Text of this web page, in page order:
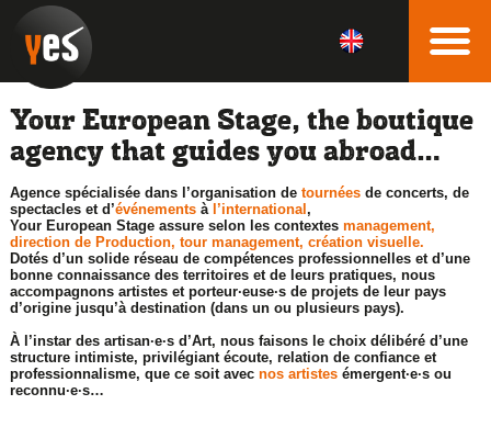
Your European Stage, the boutique
agency that guides you abroad…
Agence spécialisée dans l’organisation de tournées de concerts, de
spectacles et d’événementsà l’international ,
Your European Stage assure selon les contextes management,
direction de Production, tour management, création visuelle.
Dotés d’un solide réseau de compétences professionnelles et d’une
bonne connaissance des territoires et de leurs pratiques, nous
accompagnons artistes et porteur·euse·s de projets de leur pays
d’origine jusqu’à destination (dans un ou plusieurs pays).
À l’instar des artisan·e·s d’Art, nous faisons le choix délibéré d’une
structure intimiste, privilégiant écoute, relation de confiance et
professionnalisme, que ce soit avec nos artistesémergent·e·s ou
reconnu·e·s…